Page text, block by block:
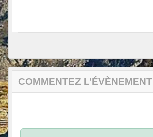
COMMENTEZ L’ÉVÈNEMENT